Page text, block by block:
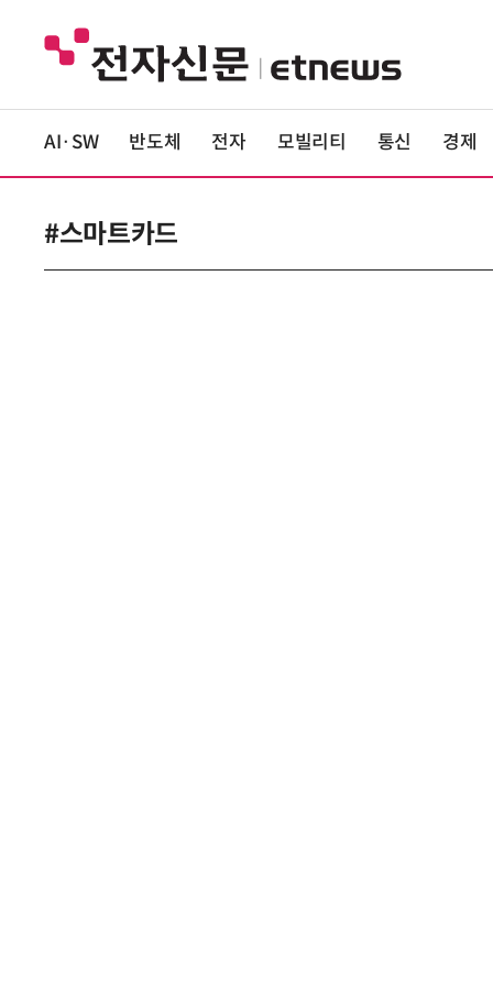
AI·SW 반도체 전자 모빌리티 통신 경제
#스마트카드